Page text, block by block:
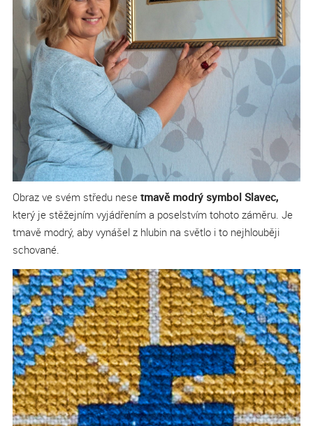
Obraz ve svém středu nese tmavě modrý symbol Slavec,
který je stěžejním vyjádřením a poselstvím tohoto záměru. Je
tmavě modrý, aby vynášel z hlubin na světlo i to nejhlouběji
schované.